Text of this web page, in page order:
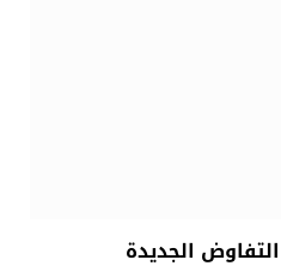
الجديدة